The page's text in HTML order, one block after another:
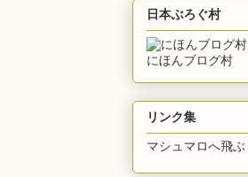
日本ぶろぐ村
にほんブログ村
リンク集
マシュマロへ飛ぶ